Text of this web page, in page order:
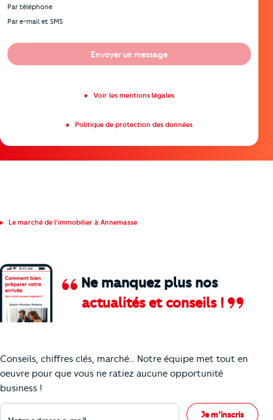
Par téléphone
Par e-mail et SMS
Envoyer un message
Voir les mentions légales
Politique de protection des données
Le marché de l'immobilier à Annemasse
Ne manquez plus nos
actualités et conseils !
Conseils, chiffres clés, marché… Notre équipe met tout en
oeuvre pour que vous ne ratiez aucune opportunité
business !
Votre adresse e-mail
Je m’inscris